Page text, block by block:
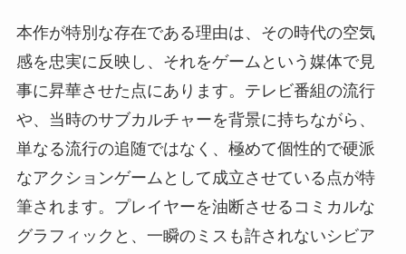
本作が特別な存在である理由は、その時代の空気
感を忠実に反映し、それをゲームという媒体で見
事に昇華させた点にあります。テレビ番組の流行
や、当時のサブカルチャーを背景に持ちながら、
単なる流行の追随ではなく、極めて個性的で硬派
なアクションゲームとして成立させている点が特
筆されます。プレイヤーを油断させるコミカルな
グラフィックと、一瞬のミスも許されないシビア